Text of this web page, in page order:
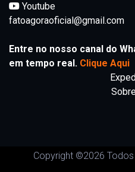
Youtube
fatoagoraoficial@gmail.com
Entre no nosso canal do
em tempo real. Clique Aqui
Copyright ©2026